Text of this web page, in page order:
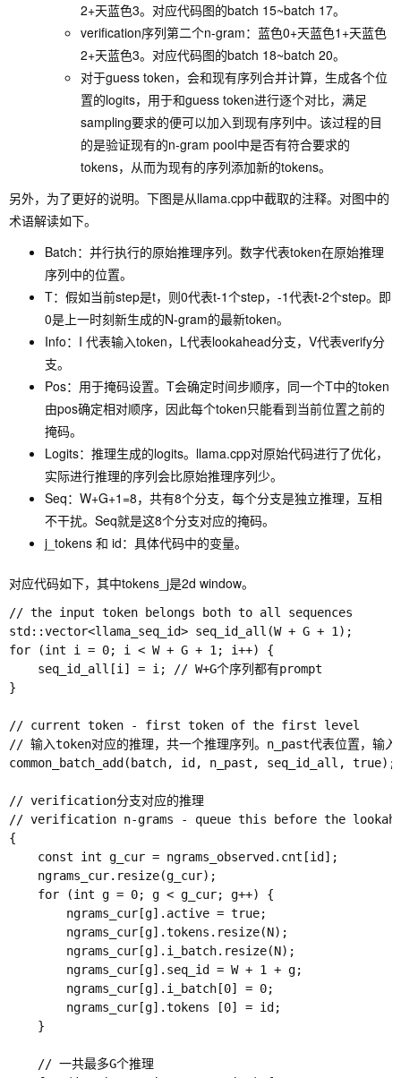
2+天蓝色3。对应代码图的batch 15~batch 17。
verification序列第二个n-gram：蓝色0+天蓝色1+天蓝色
2+天蓝色3。对应代码图的batch 18~batch 20。
对于guess token，会和现有序列合并计算，生成各个位
置的logits，用于和guess token进行逐个对比，满足
sampling要求的便可以加入到现有序列中。该过程的目
的是验证现有的n-gram pool中是否有符合要求的
tokens，从而为现有的序列添加新的tokens。
另外，为了更好的说明。下图是从llama.cpp中截取的注释。对图中的
术语解读如下。
Batch：并行执行的原始推理序列。数字代表token在原始推理
序列中的位置。
T：假如当前step是t，则0代表t-1个step，-1代表t-2个step。即
0是上一时刻新生成的N-gram的最新token。
Info：I 代表输入token，L代表lookahead分支，V代表verify分
支。
Pos：用于掩码设置。T会确定时间步顺序，同一个T中的token
由pos确定相对顺序，因此每个token只能看到当前位置之前的
掩码。
Logits：推理生成的logits。llama.cpp对原始代码进行了优化，
实际进行推理的序列会比原始推理序列少。
Seq：W+G+1=8，共有8个分支，每个分支是独立推理，互相
不干扰。Seq就是这8个分支对应的掩码。
j_tokens 和 id：具体代码中的变量。
对应代码如下，其中tokens_j是2d window。
// the input token belongs both to all sequences
std::vector<llama_seq_id> seq_id_all(W + G + 1);
for (int i = 0; i < W + G + 1; i++) {
    seq_id_all[i] = i; // W+G个序列都有prompt
}
// current token - first token of the first level
// 输入token对应的推理，共一个推理序列。n_past代表位置，输
common_batch_add(batch, id, n_past, seq_id_all, true);
// verification分支对应的推理
// verification n-grams - queue this before the
{
    const int g_cur = ngrams_observed.cnt[id];
    ngrams_cur.resize(g_cur);
    for (int g = 0; g < g_cur; g++) {
        ngrams_cur[g].active = true;
        ngrams_cur[g].tokens.resize(N);
        ngrams_cur[g].i_batch.resize(N);
        ngrams_cur[g].seq_id = W + 1 + g;
        ngrams_cur[g].i_batch[0] = 0;
        ngrams_cur[g].tokens [0] = id;
    }
    // 一共最多G个推理